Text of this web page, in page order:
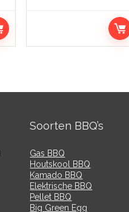
Soorten BBQ’s
Gas BBQ
Houtskool BBQ
Kamado BBQ
Elektrische BBQ
Pellet BBQ
Big Green Egg